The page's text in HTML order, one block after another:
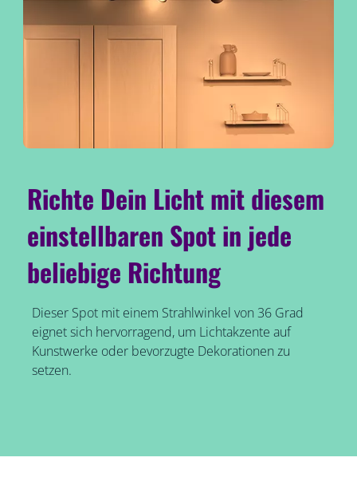
Richte Dein Licht mit diesem
einstellbaren Spot in jede
beliebige Richtung
Dieser Spot mit einem Strahlwinkel von 36 Grad
eignet sich hervorragend, um Lichtakzente auf
Kunstwerke oder bevorzugte Dekorationen zu
setzen.